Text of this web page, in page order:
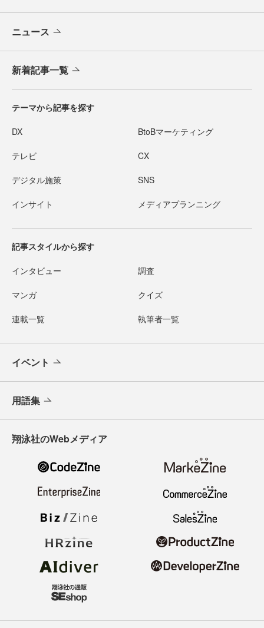
ニュース
新着記事一覧
テーマから記事を探す
DX BtoBマーケティング
テレビ CX
デジタル施策 SNS
インサイト メディアプランニング
記事スタイルから探す
インタビュー 調査
マンガ クイズ
連載一覧 執筆者一覧
イベント
用語集
翔泳社のWebメディア